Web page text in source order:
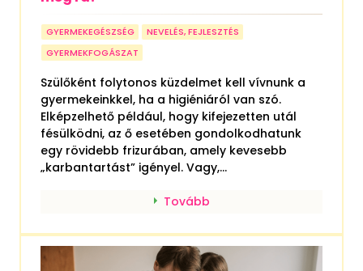
Fogmosás gyerekeknek: így tanítsd
meg rá!
GYERMEKFOGÁSZAT
Szülőként folytonos küzdelmet kell vívnunk a
gyermekeinkkel, ha a higiéniáról van szó.
Elképzelhető például, hogy kifejezetten utál
fésülködni, az ő esetében gondolkodhatunk
„karbantartást” igényel. Vagy,...
Tovább